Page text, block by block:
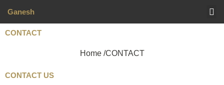
contenu
Ganesh
CONTACT
Home /CONTACT
CONTACT US